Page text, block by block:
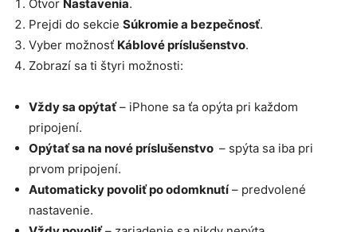
Otvor Nastavenia.
Prejdi do sekcie Súkromie a bezpečnosť.
Vyber možnosť Káblové príslušenstvo.
Zobrazí sa ti štyri možnosti:
Vždy sa opýtať– iPhone sa ťa opýta pri každom
pripojení.
Opýtať sa na nové príslušenstvo – spýta sa iba pri
prvom pripojení.
Automaticky povoliť po odomknutí– predvolené
nastavenie.